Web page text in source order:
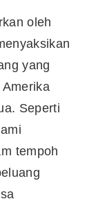
oleh
yang
Seperti
tempoh